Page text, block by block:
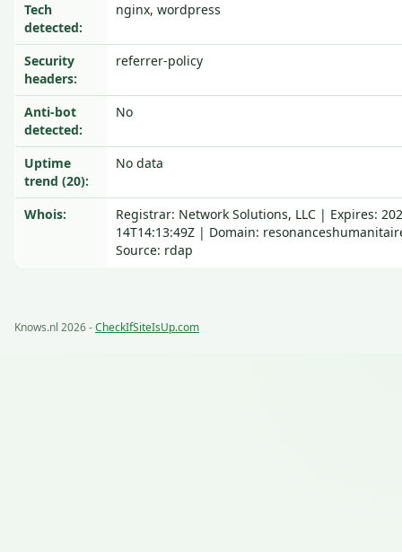
Tech
detected:
nginx, wordpress
Security
headers:
referrer-policy
Anti-bot
detected:
No
Uptime
trend (20):
No data
Whois:
Registrar: Network Solutions, LLC | Expires:
14T14:13:49Z | Domain:
Source: rdap
Knows.nl 2026 -CheckIfSiteIsUp.com